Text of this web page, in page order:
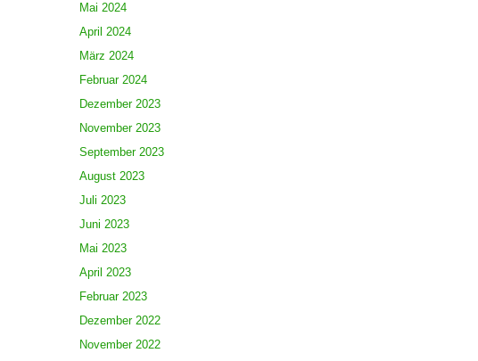
Mai 2024
April 2024
März 2024
Februar 2024
Dezember 2023
November 2023
September 2023
August 2023
Juli 2023
Juni 2023
Mai 2023
April 2023
Februar 2023
Dezember 2022
November 2022